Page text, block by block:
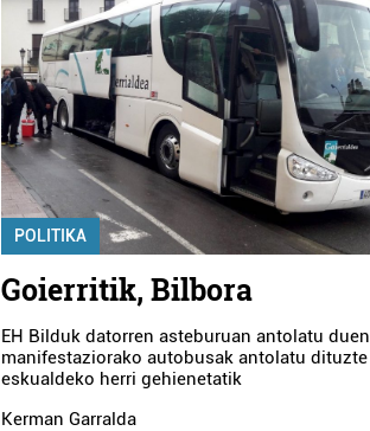
POLITIKA
Goierritik, Bilbora
EH Bilduk datorren asteburuan antolatu duen
manifestaziorako autobusak antolatu dituzte
eskualdeko herri gehienetatik
Kerman Garralda